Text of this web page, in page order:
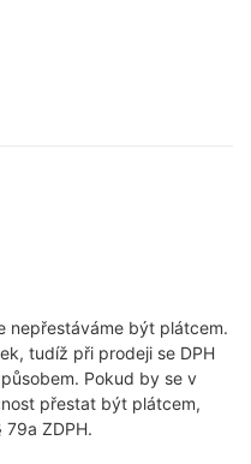
nepřestáváme být plátcem.
tudíž při prodeji se DPH
Pokud by se v
přestat být plátcem,
ZDPH.